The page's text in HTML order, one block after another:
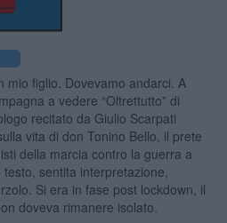
mio figlio. Dovevamo andarci. A
a vedere “Oltrettutto” di
recitato da Giulio Scarpati
vita di don Tonino Bello, il prete
della marcia contro la guerra a
sentita interpretazione,
Si era in fase post lockdown, il
doveva rimanere isolato.